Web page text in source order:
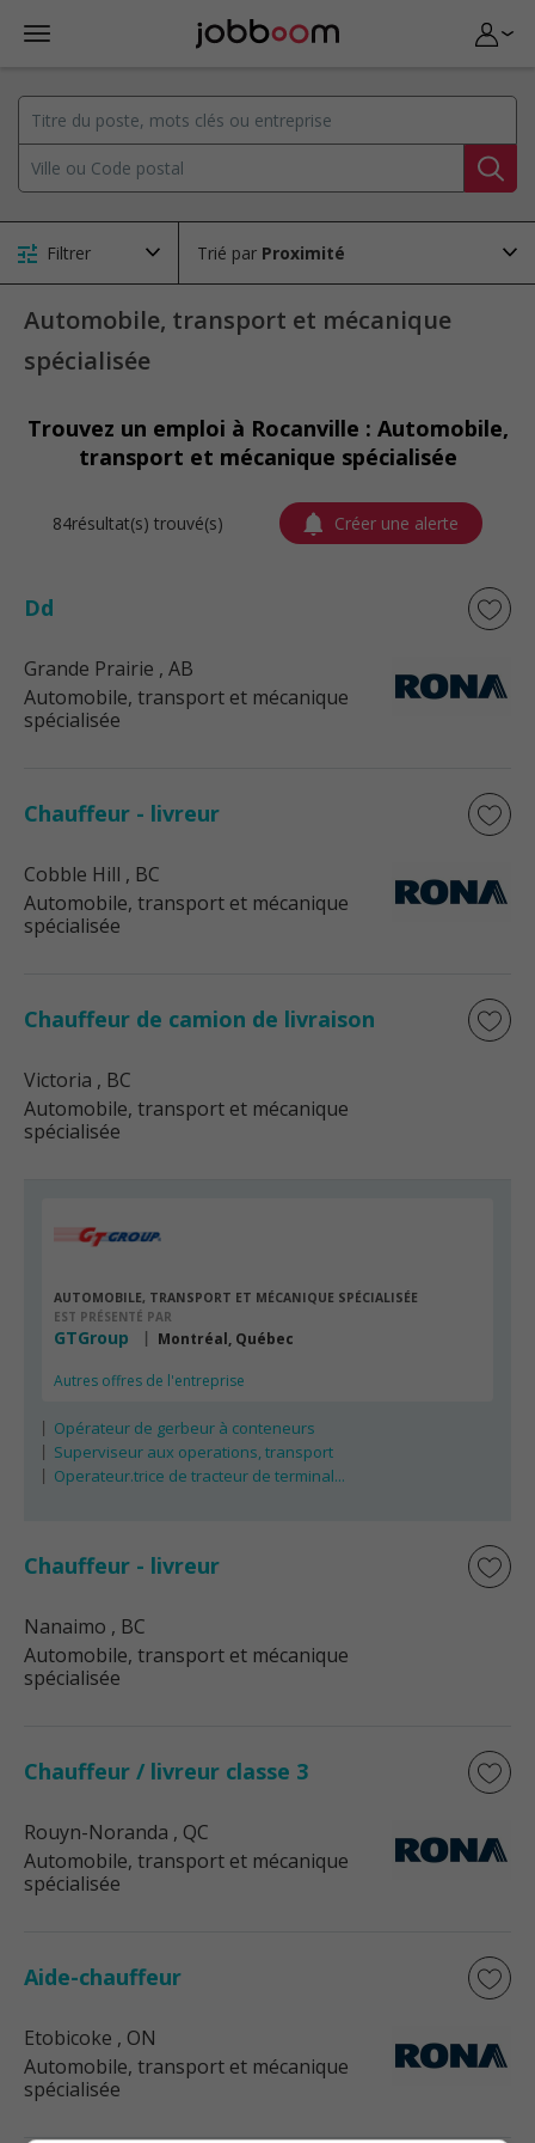
Filtrer Trié par
Automobile, transport et mécanique
spécialisée
Trouvez un emploi à Rocanville : Automobile,
transport et mécanique spécialisée
84résultat(s) trouvé(s) Créer une alerte
Dd
Grande Prairie , AB
Automobile, transport et mécanique
spécialisée
Chauffeur - livreur
Cobble Hill , BC
Automobile, transport et mécanique
spécialisée
Chauffeur de camion de livraison
Victoria , BC
Automobile, transport et mécanique
spécialisée
AUTOMOBILE, TRANSPORT ET MÉCANIQUE SPÉCIALISÉE
EST PRÉSENTÉ PAR
GTGroup Montréal, Québec
Autres offres de l'entreprise
Opérateur de gerbeur à conteneurs
Superviseur aux operations, transport
Operateur.trice de tracteur de terminal...
Chauffeur - livreur
Nanaimo , BC
Automobile, transport et mécanique
spécialisée
Chauffeur / livreur classe 3
Rouyn-Noranda , QC
Automobile, transport et mécanique
spécialisée
Aide-chauffeur
Etobicoke , ON
Automobile, transport et mécanique
spécialisée